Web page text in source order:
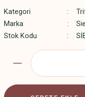
Kategori
Marka
Stok Kodu